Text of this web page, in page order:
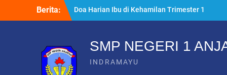
Berita:
Doa Harian Ibu di Kehamilan Trimester 1
yang Dianjurkan
Masjid Digital
7 Persiapan Melahirkan Sesuai Ajaran
Islam yang Wajib Tahu
SMP NEGERI 1
INDRAMAYU